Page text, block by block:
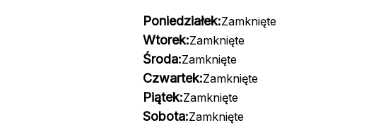
Poniedziałek:Zamknięte
Wtorek:Zamknięte
Środa:Zamknięte
Czwartek:Zamknięte
Piątek:Zamknięte
Sobota:Zamknięte